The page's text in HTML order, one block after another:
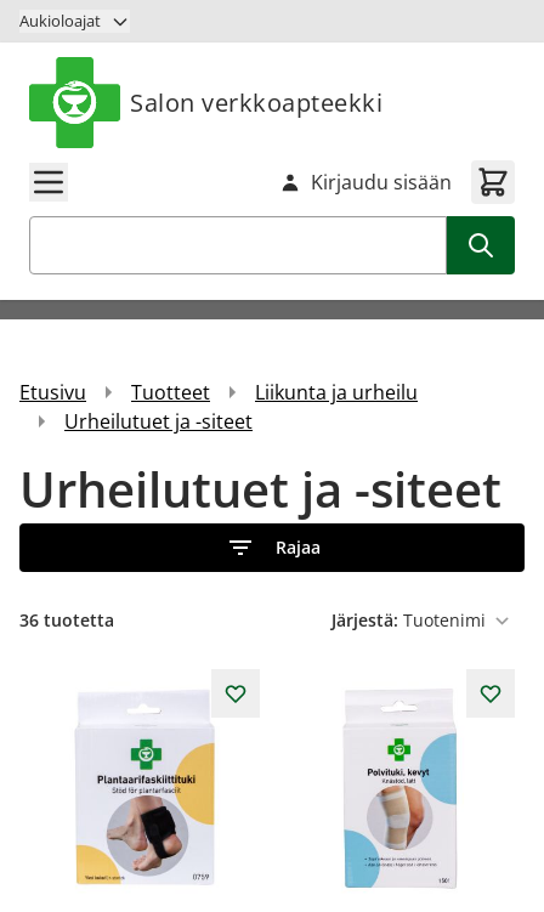
Siirry sisältöön
Aukioloajat
Salon verkkoapteekki
Kirjaudu sisään
Etusivu Tuotteet
Liikunta ja urheilu
Urheilutuet ja -siteet
Urheilutuet ja -siteet
Rajaa
36 tuotetta Järjestä: